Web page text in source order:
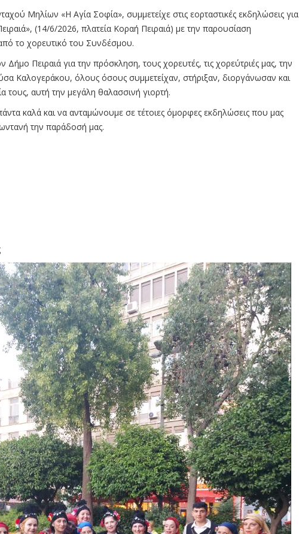
Μηλίων «Η Αγία Σοφία», συμμετείχε στις εορταστικές εκδηλώσεις για
(14/6/2026, πλατεία Κοραή Πειραιά) με την παρουσίαση
το χορευτικό του Συνδέσμου.
Δήμο Πειραιά για την πρόσκληση, τους χορευτές, τις χορεύτριές μας, την
Καλογεράκου, όλους όσους συμμετείχαν, στήριξαν, διοργάνωσαν και
τους, αυτή την μεγάλη θαλασσινή γιορτή.
καλά και να ανταμώνουμε σε τέτοιες όμορφες εκδηλώσεις που μας
την παράδοσή μας.